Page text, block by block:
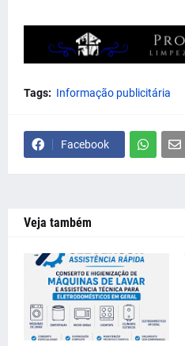
Tags: Informação publicitária
Facebook
Veja também